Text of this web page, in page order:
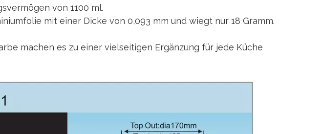
von 1100 ml.
mit einer Dicke von 0,093 mm und wiegt nur 18 Gramm.
machen es zu einer vielseitigen Ergänzung für jede Küche